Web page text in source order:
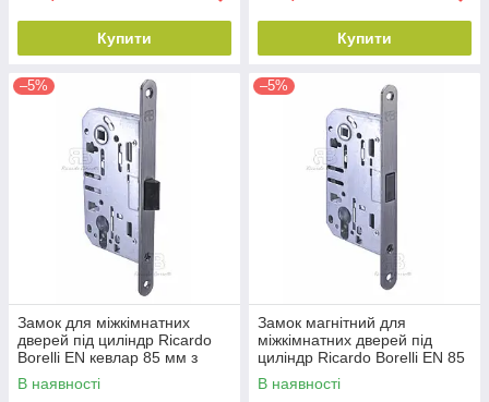
Купити Купити
–5%
Замок для міжкімнатних
дверей під циліндр Ricardo
Borelli EN кевлар 85 мм з
відповідною планкою MG
матовий чорний
В наявності
–5%
Замок магнітний для
міжкімнатних дверей під
циліндр Ricardo Borelli EN 85
мм з відповідною планкою
MG матовий чорний
В наявності